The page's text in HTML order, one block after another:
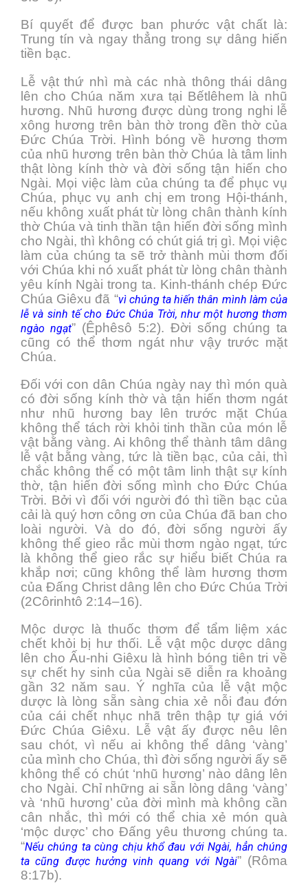
Bí quyết để được ban phước vật chất là:
Trung tín và ngay thẳng trong sự dâng hiến
tiền bạc.
Lễ vật thứ nhì mà các nhà thông thái dâng
lên cho Chúa năm xưa tại Bếtlêhem là nhũ
hương. Nhũ hương được dùng trong nghi lễ
xông hương trên bàn thờ trong đền thờ của
Đức Chúa Trời. Hình bóng về hương thơm
của nhũ hương trên bàn thờ Chúa là tâm linh
thật lòng kính thờ và đời sống tận hiến cho
Ngài. Mọi việc làm của chúng ta để phục vụ
Chúa, phục vụ anh chị em trong Hội-thánh,
nếu không xuất phát từ lòng chân thành kính
thờ Chúa và tinh thần tận hiến đời sống mình
cho Ngài, thì không có chút giá trị gì. Mọi việc
làm của chúng ta sẽ trở thành mùi thơm đối
với Chúa khi nó xuất phát từ lòng chân thành
yêu kính Ngài trong ta. Kinh-thánh chép Đức
Chúa Giêxu đã “vì chúng ta hiến thân mình làm của
lễ và sinh tế cho Đức Chúa Trời, như một hương thơm
ngào ngạt” (Êphêsô 5:2). Đời sống chúng ta
cũng có thể thơm ngát như vậy trước mặt
Chúa.
Đối với con dân Chúa ngày nay thì món quà
có đời sống kính thờ và tận hiến thơm ngát
như nhũ hương bay lên trước mặt Chúa
không thể tách rời khỏi tinh thần của món lễ
vật bằng vàng. Ai không thể thành tâm dâng
lễ vật bằng vàng, tức là tiền bạc, của cải, thì
chắc không thể có một tâm linh thật sự kính
thờ, tận hiến đời sống mình cho Đức Chúa
Trời. Bởi vì đối với người đó thì tiền bạc của
cải là quý hơn công ơn của Chúa đã ban cho
loài người. Và do đó, đời sống người ấy
không thể gieo rắc mùi thơm ngào ngạt, tức
là không thể gieo rắc sự hiểu biết Chúa ra
khắp nơi; cũng không thể làm hương thơm
của Đấng Christ dâng lên cho Đức Chúa Trời
(2Côrinhtô 2:14–16).
Mộc dược là thuốc thơm để tẩm liệm xác
chết khỏi bị hư thối. Lễ vật mộc dược dâng
lên cho Ấu-nhi Giêxu là hình bóng tiên tri về
sự chết hy sinh của Ngài sẽ diễn ra khoảng
gần 32 năm sau. Ý nghĩa của lễ vật mộc
dược là lòng sẵn sàng chia xẻ nỗi đau đớn
của cái chết nhục nhã trên thập tự giá với
Đức Chúa Giêxu. Lễ vật ấy được nêu lên
sau chót, vì nếu ai không thể dâng ‘vàng’
của mình cho Chúa, thì đời sống người ấy sẽ
không thể có chút ‘nhũ hương’ nào dâng lên
cho Ngài. Chỉ những ai sẵn lòng dâng ‘vàng’
và ‘nhũ hương’ của đời mình mà không cần
cân nhắc, thì mới có thể chia xẻ món quà
‘mộc dược’ cho Đấng yêu thương chúng ta.
“Nếu chúng ta cùng chịu khổ đau với Ngài, hẳn chúng
ta cũng được hưởng vinh quang với Ngài” (Rôma
8:17b).